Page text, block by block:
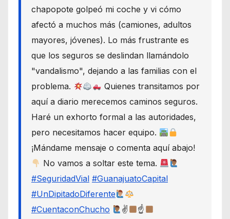
chapopote golpeó mi coche y vi cómo
afectó a muchos más (camiones, adultos
mayores, jóvenes). Lo más frustrante es
que los seguros se deslindan llamándolo
"vandalismo", dejando a las familias con el
problema.
Quienes transitamos por
aquí a diario merecemos caminos seguros.
Haré un exhorto formal a las autoridades,
pero necesitamos hacer equipo.
¡Mándame mensaje o comenta aquí abajo!
No vamos a soltar este tema.
#SeguridadVial #GuanajuatoCapital
#UnDipitadoDiferente
#CuentaconChucho
✌
☝